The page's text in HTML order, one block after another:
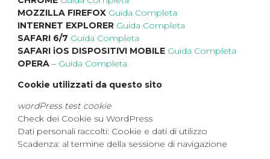
MOZZILLA FIREFOX Guida Completa
INTERNET EXPLORER Guida Completa
SAFARI 6/7 Guida Completa
SAFARI iOS DISPOSITIVI MOBILE Guida Completa
OPERA – Guida Completa
Cookie utilizzati da questo sito
wordPress test cookie
Check dei Cookie su WordPress
Dati personali raccolti: Cookie e dati di utilizzo
Scadenza: al termine della sessione di navigazione